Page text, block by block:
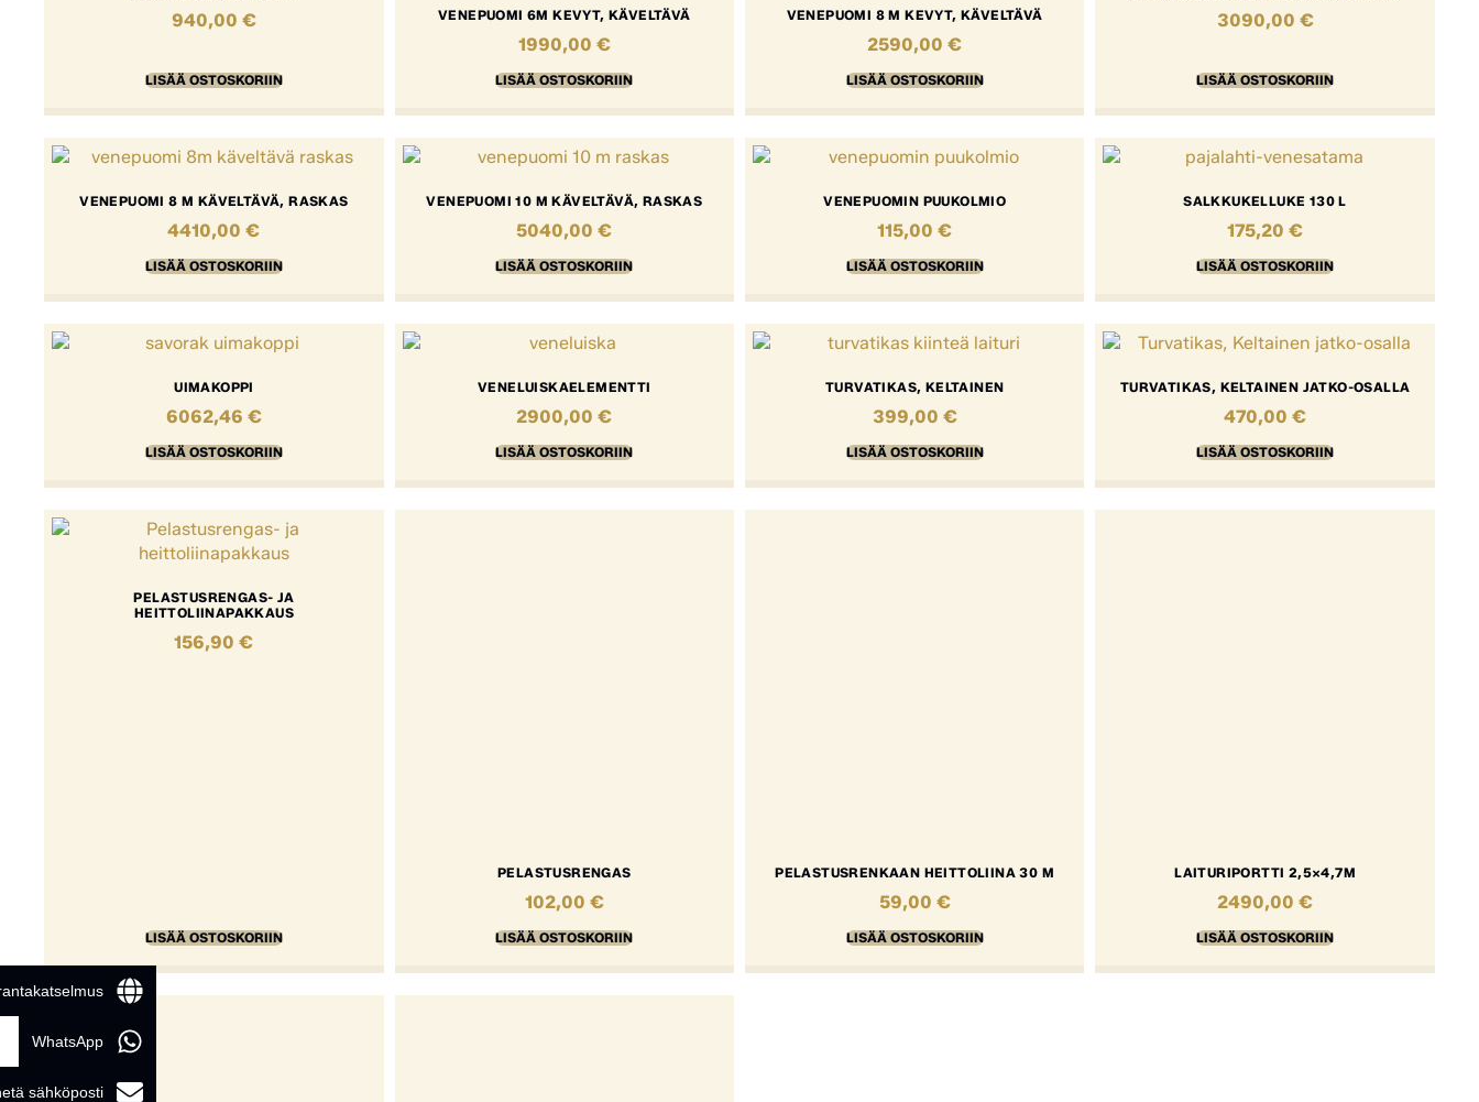
940,00 €
LISÄÄ OSTOSKORIIN
VENEPUOMI 6M KEVYT, KÄVELTÄVÄ
1990,00 €
LISÄÄ OSTOSKORIIN
VENEPUOMI 8 M KEVYT, KÄVELTÄVÄ
2590,00€
LISÄÄ OSTOSKORIIN
3090,00 €
LISÄÄ OSTOSKORIIN
VENEPUOMI 8 M KÄVELTÄVÄ, RASKAS
4410,00€
LISÄÄ OSTOSKORIIN
VENEPUOMI 10 M KÄVELTÄVÄ, RASKAS
5040,00€
LISÄÄ OSTOSKORIIN
VENEPUOMIN PUUKOLMIO
115,00€
LISÄÄ OSTOSKORIIN
SALKKUKELLUKE 130 L
175,20€
LISÄÄ OSTOSKORIIN
UIMAKOPPI
6062,46 €
LISÄÄ OSTOSKORIIN
VENELUISKAELEMENTTI
2900,00€
LISÄÄ OSTOSKORIIN
TURVATIKAS, KELTAINEN
399,00 €
LISÄÄ OSTOSKORIIN
TURVATIKAS, KELTAINEN JATKO-OSALLA
470,00€
LISÄÄ OSTOSKORIIN
PELASTUSRENGAS- JA
HEITTOLIINAPAKKAUS
156,90€
LISÄÄ OSTOSKORIIN
PELASTUSRENGAS
102,00 €
LISÄÄ OSTOSKORIIN
PELASTUSRENKAAN HEITTOLIINA 30 M
59,00 €
LISÄÄ OSTOSKORIIN
LAITURIPORTTI 2,5×4,7M
2490,00€
LISÄÄ OSTOSKORIIN
WhatsApp
sähköposti